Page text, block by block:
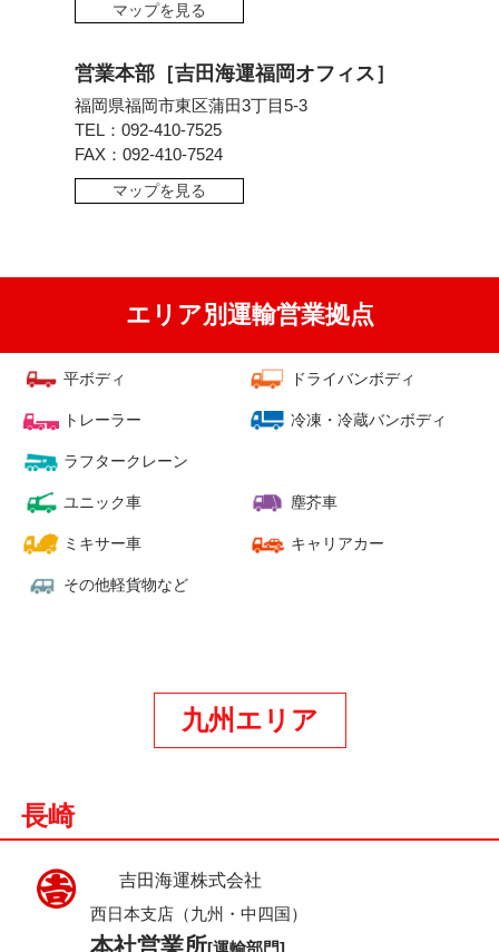
マップを見る
営業本部［吉田海運福岡オフィス］
福岡県福岡市東区蒲田3丁目5-3
TEL：092-410-7525
FAX：092-410-7524
マップを見る
エリア別運輸営業拠点
平ボディ ドライバンボディ
トレーラー 冷凍・冷蔵バンボディ
ラフタークレーン
ユニック車 塵芥車
ミキサー車 キャリアカー
その他軽貨物など
九州エリア
長崎
吉田海運株式会社
西日本支店（九州・中四国）
本社営業所[運輸部門]